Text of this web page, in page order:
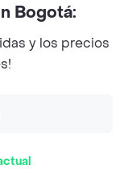
Bogotá:
y los precios